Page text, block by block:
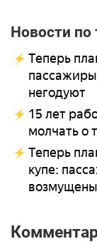
Новости по
Теперь
негодуют
15 лет
молчать о
Теперь
купе:
возмущены